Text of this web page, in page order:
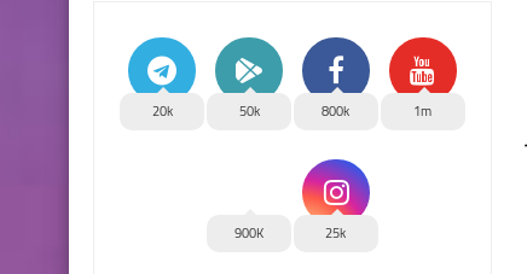
1m
800k
50k
20k
25k
900K